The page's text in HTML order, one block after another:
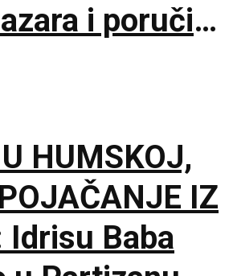
i poručio
života i
HUMSKOJ,
IZ
Idrisu Baba